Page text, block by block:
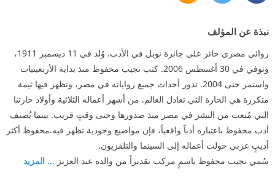
نبذة عن المؤلف
روائي مصري حائز على جائزة نوبل في الأدب. وُلد في 11 ديسمبر 1911،
وتوفي في 30 أغسطس 2006. كتب نجيب محفوظ منذ بداية الأربعينيات
واستمر حتى 2004. تدور أحداث جميع رواياته في مصر، وتظهر فيها ثيمة
متكررة هي الحارة التي تعادل العالم. من أشهر أعماله الثلاثية وأولاد حارتنا
التي مُنعت من النشر في مصر منذ صدورها وحتى وقتٍ قريب. بينما يُصنف
أدب محفوظ باعتباره أدباً واقعياً، فإن مواضيع وجودية تظهر فيه.محفوظ أكثر
أديبٍ عربي حولت أعماله إلى السينما والتلفزيون.
سُمي نجيب محفوظ باسمٍ مركب تقديراً من والده عبد العزيز ... المزيد